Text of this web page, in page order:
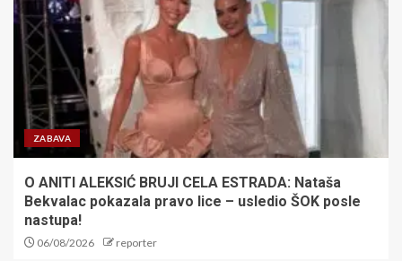
ZABAVA
O ANITI ALEKSIĆ BRUJI CELA ESTRADA: Nataša
Bekvalac pokazala pravo lice – usledio ŠOK posle
nastupa!
06/08/2026 reporter